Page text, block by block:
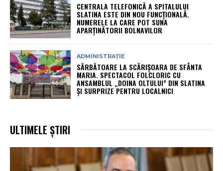
CENTRALA TELEFONICĂ A SPITALULUI
SLATINA ESTE DIN NOU FUNCȚIONALĂ.
NUMERELE LA CARE POT SUNA
APARȚINĂTORII BOLNAVILOR
ADMINISTRAȚIE
SĂRBĂTOARE LA SCĂRIȘOARA DE SFÂNTA
MARIA. SPECTACOL FOLCLORIC CU
ANSAMBLUL „DOINA OLTULUI” DIN SLATINA
ȘI SURPRIZE PENTRU LOCALNICI
ULTIMELE ȘTIRI